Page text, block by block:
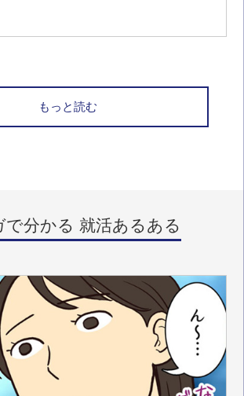
もっと読む
で分かる 就活あるある